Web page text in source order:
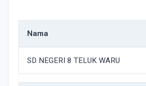
Nama
SD NEGERI 8 TELUK WARU